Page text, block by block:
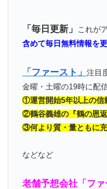
「毎日更新」 これが
含めて毎日無料情報を更
「ファースト」 注目
金曜・土曜の19時に配
①運営開始5年以上の信
②鶴谷義雄の『鶴の恩返
③何より質・量ともに
などなど
老舗予想会社「フ